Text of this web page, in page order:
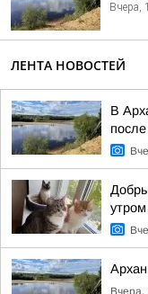
Вчера,
ЛЕНТА НОВОСТЕЙ
В
Вчера,